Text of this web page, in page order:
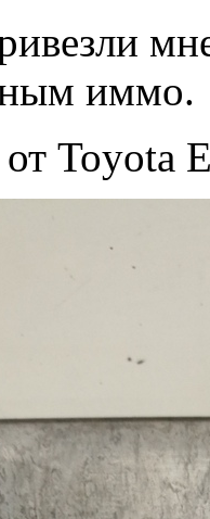
иммо.
Toyota